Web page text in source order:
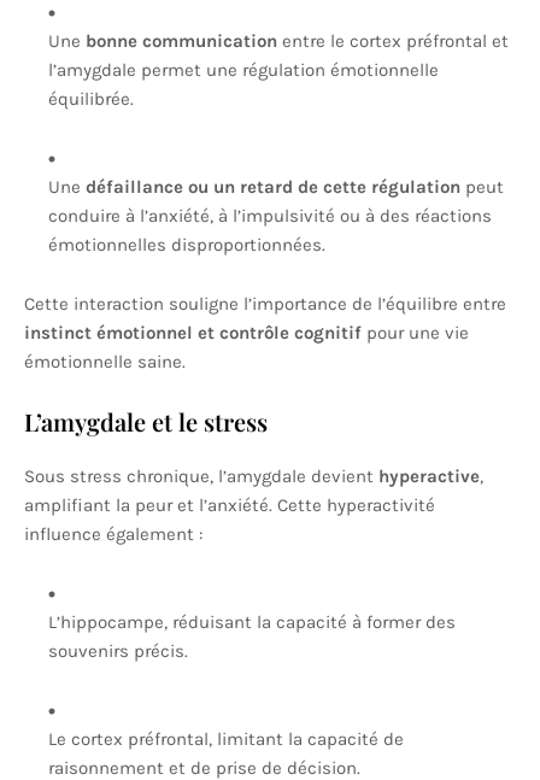
Une bonne communication entre le cortex préfrontal et
l’amygdale permet une régulation émotionnelle
équilibrée.
Une défaillance ou un retard de cette régulation peut
conduire à l’anxiété, à l’impulsivité ou à des réactions
émotionnelles disproportionnées.
Cette interaction souligne l’importance de l’équilibre entre
instinct émotionnel et contrôle cognitif pour une vie
émotionnelle saine.
L’amygdale et le stress
Sous stress chronique, l’amygdale devient hyperactive,
amplifiant la peur et l’anxiété. Cette hyperactivité
influence également :
L’hippocampe, réduisant la capacité à former des
souvenirs précis.
Le cortex préfrontal, limitant la capacité de
raisonnement et de prise de décision.